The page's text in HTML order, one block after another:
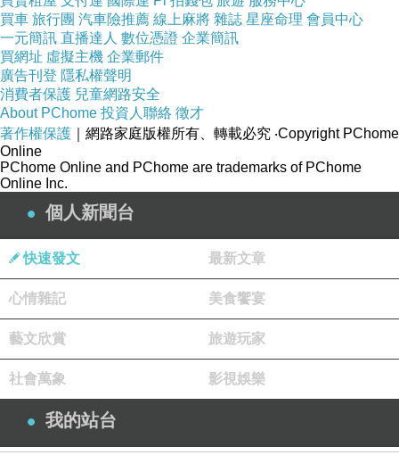
買車 旅行團 汽車險推薦 線上麻將 雜誌 星座命理 會員中心
一元簡訊 直播達人 數位憑證 企業簡訊
買網址 虛擬主機 企業郵件
廣告刊登 隱私權聲明
消費者保護 兒童網路安全
About PChome 投資人聯絡 徵才
著作權保護 ｜網路家庭版權所有、轉載必究 ‧Copyright PChome
Online
PChome Online and PChome are trademarks of PChome
Online Inc.
個人新聞台
快速發文 最新文章
心情雜記 美食饗宴
藝文欣賞 旅遊玩家
社會萬象 影視娛樂
我的站台